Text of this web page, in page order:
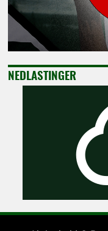
NEDLASTINGER